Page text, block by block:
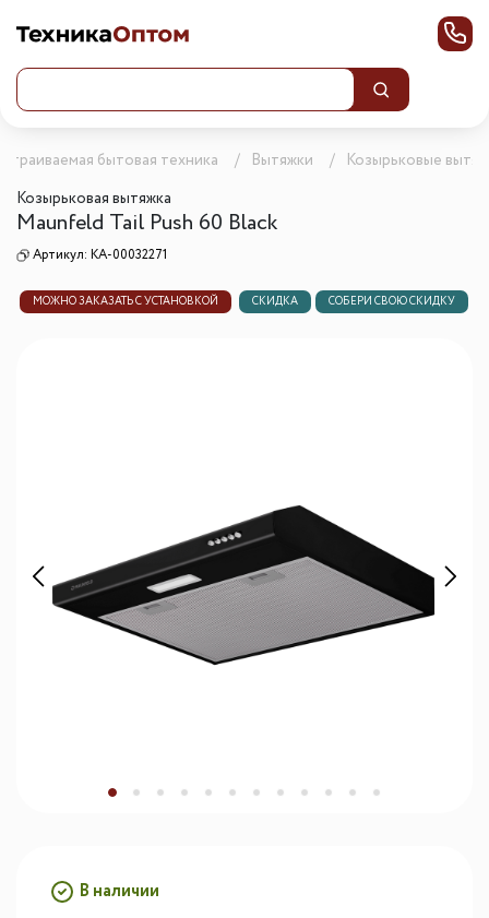
бытовая техника Вытяжки
Козырьковые
Козырьковая вытяжка
Maunfeld Tail Push 60 Black
Артикул: КА-00032271
МОЖНО ЗАКАЗАТЬ С УСТАНОВКОЙ СКИДКА СОБЕРИ СВОЮ СКИДКУ
В наличии